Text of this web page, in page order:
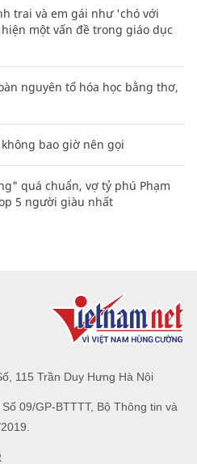
trai và em gái như 'chó với
một vấn đề trong giáo dục
nguyên tố hóa học bằng thơ,
bao giờ nên gọi
quá chuẩn, vợ tỷ phú Phạm
5 người giàu nhất
115 Trần Duy Hưng Hà Nội
09/GP-BTTTT, Bộ Thông tin và